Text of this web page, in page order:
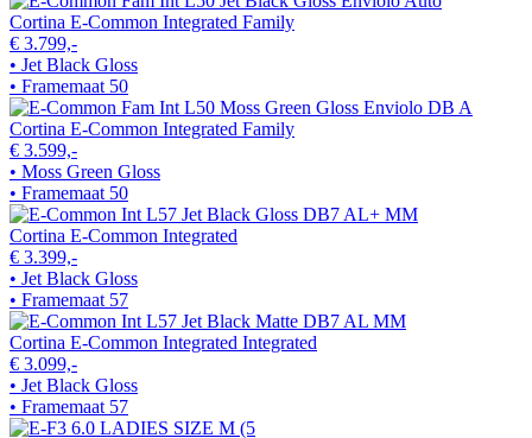
Cortina E-Common Integrated Family
€ 3.799,-
• Jet Black Gloss
• Framemaat 50
Cortina E-Common Integrated Family
€ 3.599,-
• Moss Green Gloss
• Framemaat 50
Cortina E-Common Integrated
€ 3.399,-
• Jet Black Gloss
• Framemaat 57
Cortina E-Common Integrated Integrated
€ 3.099,-
• Jet Black Gloss
• Framemaat 57